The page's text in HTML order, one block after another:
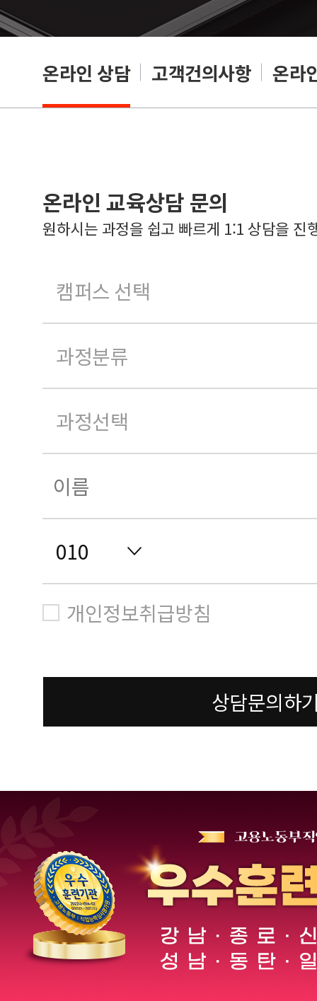
온라인 상담 고객건의사항 온라
온라인 교육상담 문의
원하시는 과정을 쉽고 빠르게 1:1 상담을 진
개인정보취급방침
상담문의하